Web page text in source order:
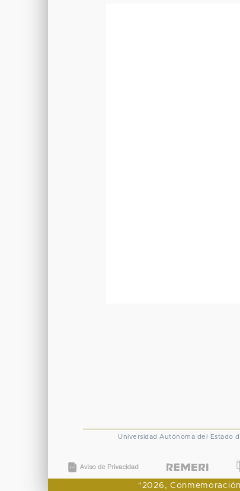
Universidad Autónoma del Estado
"2026,